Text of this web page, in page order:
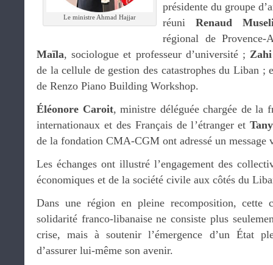
Le ministre Ahmad Hajjar
présidente du groupe
réuni Renaud
régional de
Maïla, sociologue et professeur d’université ;
de la cellule de gestion des catastrophes du Liban ;
de Renzo Piano Building Workshop.
Éléonore Caroit, ministre déléguée chargée de la
internationaux et des Français de l’étranger et
de la fondation CMA-CGM ont adressé un message
Les échanges ont illustré l’engagement des
économiques et de la société civile aux côtés du
Dans une région en pleine recomposition, cette
solidarité franco-libanaise ne consiste plus
crise, mais à soutenir l’émergence d’un État
d’assurer lui-même son avenir.